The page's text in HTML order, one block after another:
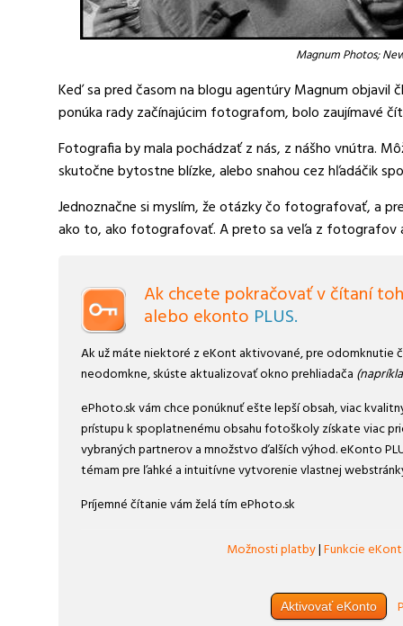
Magnum Photos;
Keď sa pred časom na blogu agentúry Magnum
ponúka rady začínajúcim fotografom, bolo zaujímavé
Fotografia by mala pochádzať z nás, z nášho vnútra.
skutočne bytostne blízke, alebo snahou cez hľadáčik
Jednoznačne si myslím, že otázky čo fotografovať, a
ako to, ako fotografovať. A preto sa veľa z fotografov
Ak chcete pokračovať v čítaní
alebo ekonto PLUS.
Ak už máte niektoré z eKont aktivované, pre odomknutie
neodomkne, skúste aktualizovať okno prehliadača
ePhoto.sk vám chce ponúknuť ešte lepší obsah, viac
prístupu k spoplatnenému obsahu fotoškoly získate viac
vybraných partnerov a množstvo ďalších výhod. eKonto
témam pre ľahké a intuitívne vytvorenie vlastnej
Príjemné čítanie vám želá tím ePhoto.sk
Možnosti platby|Funkcie
Aktivovať eKonto